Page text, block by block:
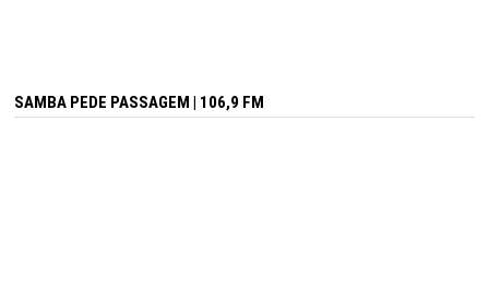
SAMBA PEDE PASSAGEM | 106,9 FM